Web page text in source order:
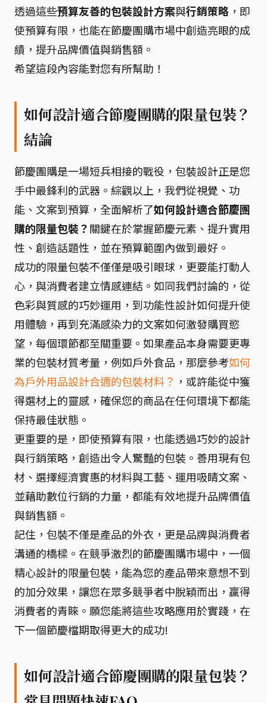
透過這些預算友善的包裝設計方案與行銷策略 ，即
使預算有限，也能在節慶團購市場中創造亮眼的成
績，提升品牌價值與銷售額。
希望這段內容能對您有所幫助！
如何設計適合節慶團購的限量包裝？
結論
節慶團購是一場短兵相接的戰役，包裝設計正是您
手中最鋒利的武器。綜觀以上，我們從視覺、功
能、文案到預算，全面解析了如何設計適合節慶團
購的限量包裝？關鍵在於掌握節慶元素、提升實用
性、創造話題性，並在預算範圍內做到最好。
成功的限量包裝不僅僅是吸引眼球，更要能打動人
心，與消費者建立情感連結。如同我們討論的，從
色彩與質感的巧妙運用，到功能性設計如何提升使
用體驗，再到充滿感染力的文案如何激發購買慾
望，每個環節都至關重要。如果產品本身需要更專
業的包裝材質考量，例如戶外食品，那麼參考如何
為戶外用品設計合適的包裝材料？ ，或許能從中獲
得選材上的靈感，確保您的商品在任何環境下都能
保持最佳狀態。
更重要的是，即使預算有限，也能透過巧妙的設計
與行銷策略，創造出令人驚豔的包裝。善用現有包
材、選擇經濟實惠的材料與工藝、運用吸睛文案、
並藉助數位行銷的力量，都能有效地提升品牌價值
與銷售額。
記住，包裝不僅是產品的外衣，更是品牌與消費者
溝通的橋樑。在競爭激烈的節慶團購市場中，一個
精心設計的限量包裝，能為您的產品帶來意想不到
的加分效果，讓您在眾多競爭者中脫穎而出，贏得
消費者的青睞。願您能將這些攻略應用於實踐，在
下一個節慶檔期取得更大的成功!
如何設計適合節慶團購的限量包裝？